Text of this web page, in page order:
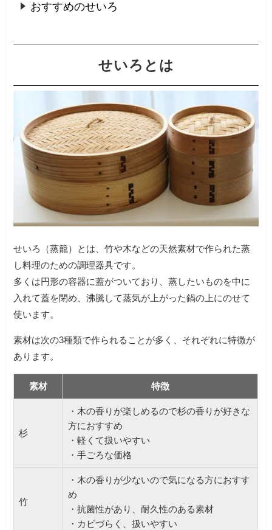
おすすめのせいろ
せいろとは
せいろ（蒸籠）とは、竹や木などの天然素材で作られた蒸
し料理のための調理器具です。
多くは円形の容器に蓋がついており、蒸したいものを中に
入れて蓋を閉め、沸騰して蒸気が上がった鍋の上にのせて
使います。
素材は次の3種類で作られることが多く、それぞれに特徴が
あります。
素材 特徴
杉
・木の香りが楽しめるので杉の香りが好きな
方におすすめ
・軽くて扱いやすい
・手ごろな価格
竹
・木の香りが少ないので気になる方におすす
め
・抗菌性があり、耐久性のある素材
・カビづらく、扱いやすい